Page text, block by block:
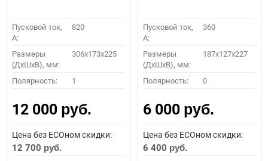
Пусковой ток,
A:
820
Размеры
(ДхШхВ), мм:
306x173x225
Полярность: 1
12 000 руб.
Цена без ECOном скидки:
12 700 руб.
Пусковой ток,
A:
360
Размеры
(ДхШхВ), мм:
187x127x227
Полярность: 0
6 000 руб.
Цена без ECOном скидки:
6 400 руб.